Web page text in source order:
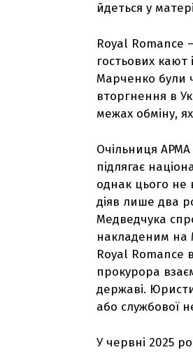
йдеться у
Royal Romance
гостьових кают
Марченко були
вторгнення в
межах обміну,
Очільниця
підлягає
однак цього не
діяв лише два
Медведчука
накладеним на
Royal Romance
прокурора
державі.
або службової
У червні 2025